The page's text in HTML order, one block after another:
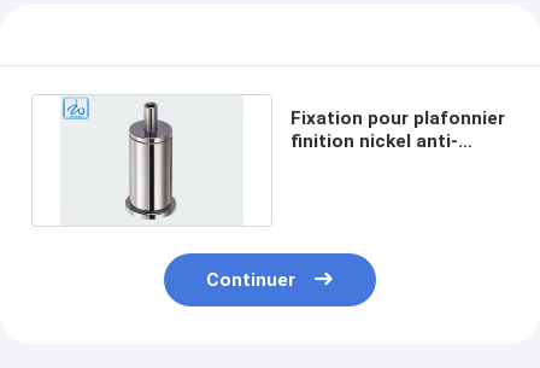
Fixation pour plafonnier
finition nickel anti-
Continuer